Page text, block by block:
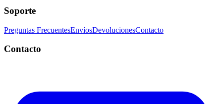
Soporte
Preguntas FrecuentesEnvíosDevolucionesContacto
Contacto